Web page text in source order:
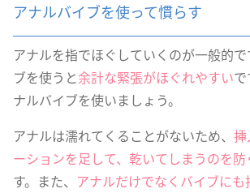
アナルバイブを使って慣らす
アナルを指でほぐしていくのが一般的
ブを使うと余計な緊張がほぐれやすい
ナルバイブを使いましょう。
アナルは濡れてくることがないため、 挿
ーションを足して、乾いてしまうのを
す。また、 アナルだけでなくバイブにも